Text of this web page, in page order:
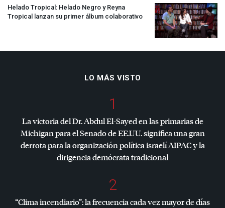
Helado Tropical: Helado Negro y Reyna
Tropical lanzan su primer álbum colaborativo
LO MÁS VISTO
1
La victoria del Dr. Abdul El-Sayed en las primarias de
Michigan para el Senado de EE.UU. significa una gran
derrota para la organización política israelíAIPACy la
dirigencia demócrata tradicional
2
“Clima incendiario”: la frecuencia cada vez mayor de días